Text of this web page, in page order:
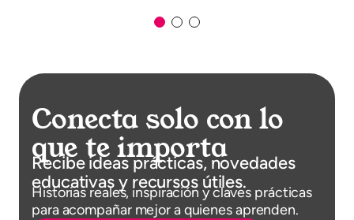
Conecta solo con lo
que te importa
Recibe ideas prácticas, novedades
educativas y recursos útiles.
Historias reales, inspiración y claves prácticas
para acompañar mejor a quienes aprenden.